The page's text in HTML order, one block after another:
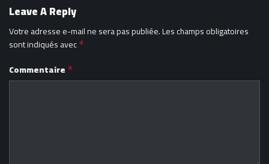
Leave A Reply
Votre adresse e-mail ne sera pas publiée.Les champs obligatoires
sont indiqués avec *
Commentaire *